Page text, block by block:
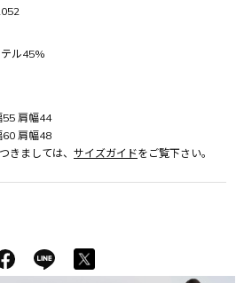
ル45%
55 肩幅44
60 肩幅48
きましては、 サイズガイドをご覧下さい。